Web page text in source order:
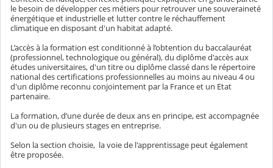
le besoin de développer ces métiers pour retrouver une souveraineté
énergétique et industrielle et lutter contre le réchauffement
climatique en disposant d'un habitat adapté.
L’accès à la formation est conditionné à l’obtention du baccalauréat
(professionnel, technologique ou général), du diplôme d'accès aux
études universitaires, d'un titre ou diplôme classé dans le répertoire
national des certifications professionnelles au moins au niveau 4 ou
d'un diplôme reconnu conjointement par la France et un Etat
partenaire.
La formation, d’une durée de deux ans en principe, est accompagnée
d'un ou de plusieurs stages en entreprise.
Selon la section choisie, la voie de l'apprentissage peut également
être proposée.